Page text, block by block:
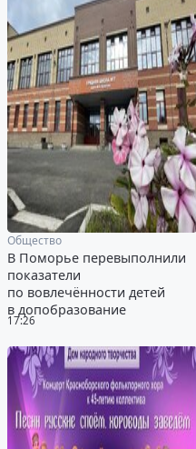
17:26
Общество
В Поморье перевыполнили
показатели
по вовлечённости детей
в допобразование